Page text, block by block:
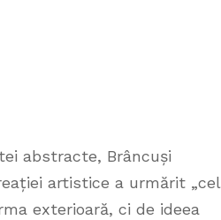
abstracte, Brâncuși
artistice a urmărit „cel
exterioară, ci de ideea